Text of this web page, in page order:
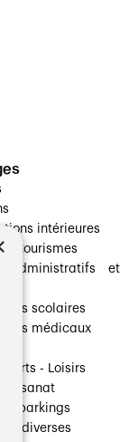
intérieures
et tourismes
administratifs et
scolaires
médicaux
- Loisirs
Artisanat
et parkings
diverses